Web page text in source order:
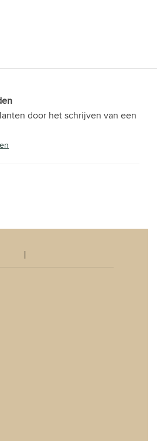
door het schrijven van een